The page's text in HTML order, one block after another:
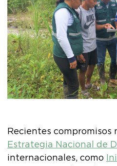
Recientes compromisos
Estrategia Nacional de
internacionales, como